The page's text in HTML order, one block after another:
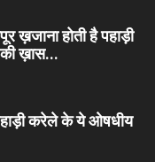
ख़जाना होती है पहाड़ी
ख़ास...
करेले के ये ओषधीय